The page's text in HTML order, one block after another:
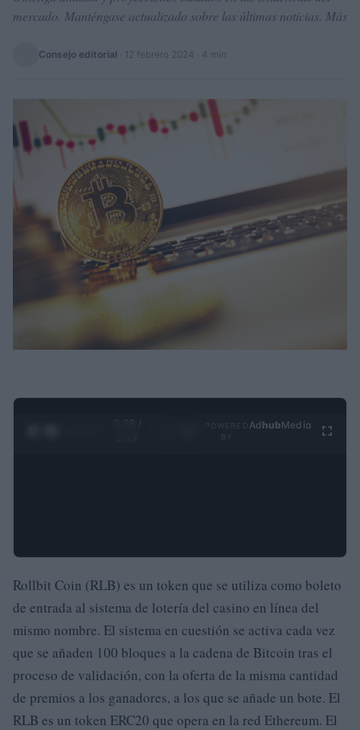
mercado. Manténgase actualizado sobre las últimas noticias. Más
Consejo editorial 12 febrero 2024 · 4 min
0:29 /
Ad hubMedia
Rollbit Coin (RLB) es un token que se utiliza como boleto
de entrada al sistema de lotería del casino en línea del
mismo nombre. El sistema en cuestión se activa cada vez
que se añaden 100 bloques a la cadena de Bitcoin tras el
proceso de validación, con la oferta de la misma cantidad
de premios a los ganadores, a los que se añade un bote. El
RLB es un token ERC20 que opera en la red Ethereum. El